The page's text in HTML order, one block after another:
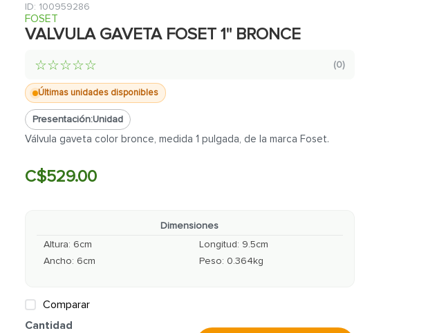
: 100959286
FOSET
VALVULA GAVETA FOSET 1" BRONCE
☆☆☆☆☆ (0)
Últimas unidades disponibles
Presentación:Unidad
Válvula gaveta color bronce, medida 1 pulgada, de la marca Foset.
C$529.00
Dimensiones
Altura: 6cm Longitud: 9.5cm
Ancho: 6cm Peso: 0.364kg
Comparar
Cantidad